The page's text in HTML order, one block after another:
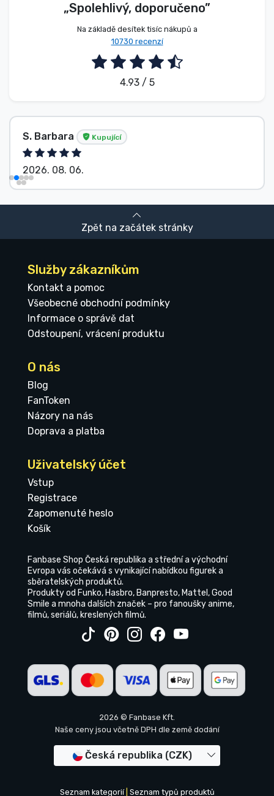
„Spolehlivý, doporučeno”
Na základě desítek tisíc nákupů a
10730 recenzí
4.93 / 5
S. Barbara Kupující
2026. 08. 06.
Zpět na začátek stránky
Služby zákazníkům
Kontakt a pomoc
Všeobecné obchodní podmínky
Informace o správě dat
Odstoupení, vrácení produktu
O nás
Blog
FanToken
Názory na nás
Doprava a platba
Uživatelský účet
Vstup
Registrace
Zapomenuté heslo
Košík
Fanbase Shop Česká republika a střední a východní
Evropa vás očekává s vynikající nabídkou figurek a
sběratelských produktů.
Produkty od Funko, Hasbro, Banpresto, Mattel, Good
Smile a mnoha dalších značek – pro fanoušky anime,
filmů, seriálů, kreslených filmů.
2026 © Fanbase Kft.
Naše ceny jsou včetně DPH dle země dodání
Česká republika (CZK)
Seznam kategorií| Seznam typů produktů